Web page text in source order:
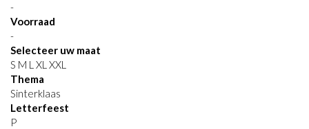
-
Voorraad
-
Selecteer uw maat
S M L XL XXL
Thema
Sinterklaas
Letterfeest
P